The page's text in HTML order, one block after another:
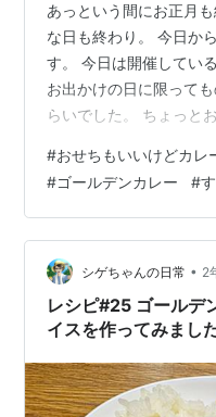
あっという間にお正月
な日も終わり。 今日か
す。 今日は開催してい
お出かけの日に限って
らいでした。 ちょっと
る」と。じゃあウチに
も、「ここの方が気楽
志。 あーどうしよう、
てあるよ」と言っても
「もう食事断ったから
ってやっと「じゃあし
#おせちもいいけどカレ
#ゴールデンカレー #
シゲちゃんの日常 • 2
レシピ#25 ゴールデ
イスを作ってみまし